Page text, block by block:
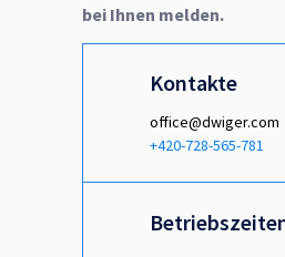
office@dwiger.com
+420-728-565-781
Kontakte
bei Ihnen melden.